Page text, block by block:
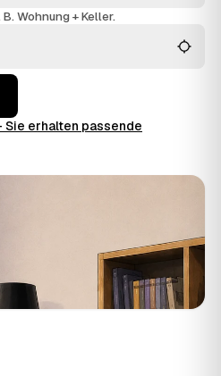
eilig ist. Die Profis kümmern
Wohnung + Keller.
Sie erhalten passende